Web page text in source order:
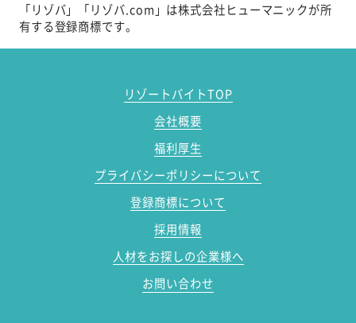
「リゾバ」「リゾバ.com」は株式会社ヒューマニックが所
有する登録商標です。
リゾートバイトTOP
会社概要
福利厚生
プライバシーポリシーについて
登録商標について
採用情報
人材をお探しの企業様へ
お問い合わせ